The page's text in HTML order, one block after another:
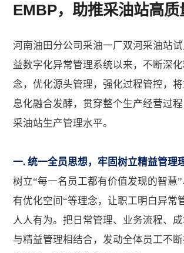
EMBP，助推采油站高质
河南油田分公司采油一厂双河采油站
益数字化异常管理系统以来，不断深
念，优化源头管理，强化过程管控，
息化融合发酵，贯穿整个生产经营过
采油站生产管理水平。
一. 统一全员思想，牢固树立精益管理
树立“每一名员工都有价值发现的智慧
有优化空间“等理念，让职工明白异常
人人有为。把日常管理、业务流程、
与精益管理相结合，发动全体员工不